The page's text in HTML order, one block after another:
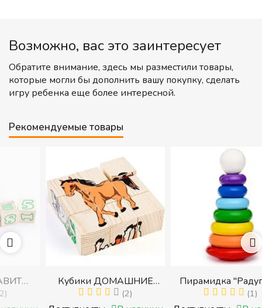
Возможно, вас это заинтересует
Обратите внимание, здесь мы разместили товары,
которые могли бы дополнить вашу покупку, сделать
игру ребенка еще более интересной.
Рекомендуемые товары
Кубики ДОМАШНИЕ
ЖИВОТНЫЕ (Томик)
(2)
Пирамидка "Радуга" (8
деталей) (Пирамидка
(1)